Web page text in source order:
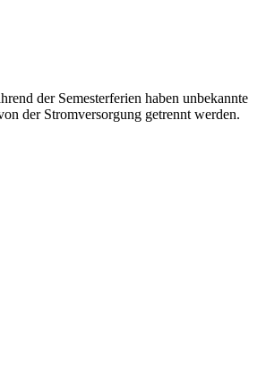
der Semesterferien haben unbekannte
der Stromversorgung getrennt werden.